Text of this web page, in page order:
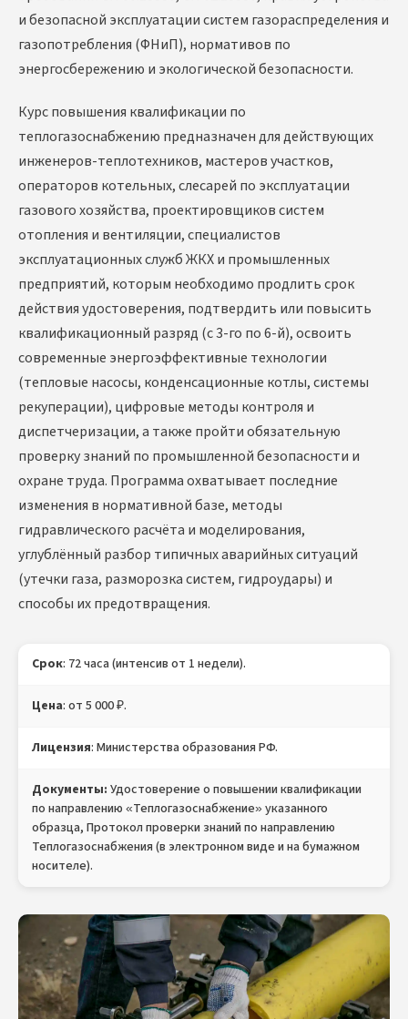
и безопасной эксплуатации систем газораспределения и
газопотребления (ФНиП), нормативов по
энергосбережению и экологической безопасности.
Курс повышения квалификации по
теплогазоснабжению предназначен для действующих
инженеров-теплотехников, мастеров участков,
операторов котельных, слесарей по эксплуатации
газового хозяйства, проектировщиков систем
отопления и вентиляции, специалистов
эксплуатационных служб ЖКХ и промышленных
предприятий, которым необходимо продлить срок
действия удостоверения, подтвердить или повысить
квалификационный разряд (с 3-го по 6-й), освоить
современные энергоэффективные технологии
(тепловые насосы, конденсационные котлы, системы
рекуперации), цифровые методы контроля и
диспетчеризации, а также пройти обязательную
проверку знаний по промышленной безопасности и
охране труда. Программа охватывает последние
изменения в нормативной базе, методы
гидравлического расчёта и моделирования,
углублённый разбор типичных аварийных ситуаций
(утечки газа, разморозка систем, гидроудары) и
способы их предотвращения.
Срок: 72 часа (интенсив от 1 недели).
Цена: от 5 000 ₽.
Лицензия: Министерства образования РФ.
Документы: Удостоверение о повышении квалификации
по направлению «Теплогазоснабжение» указанного
образца, Протокол проверки знаний по направлению
Теплогазоснабжения (в электронном виде и на бумажном
носителе).